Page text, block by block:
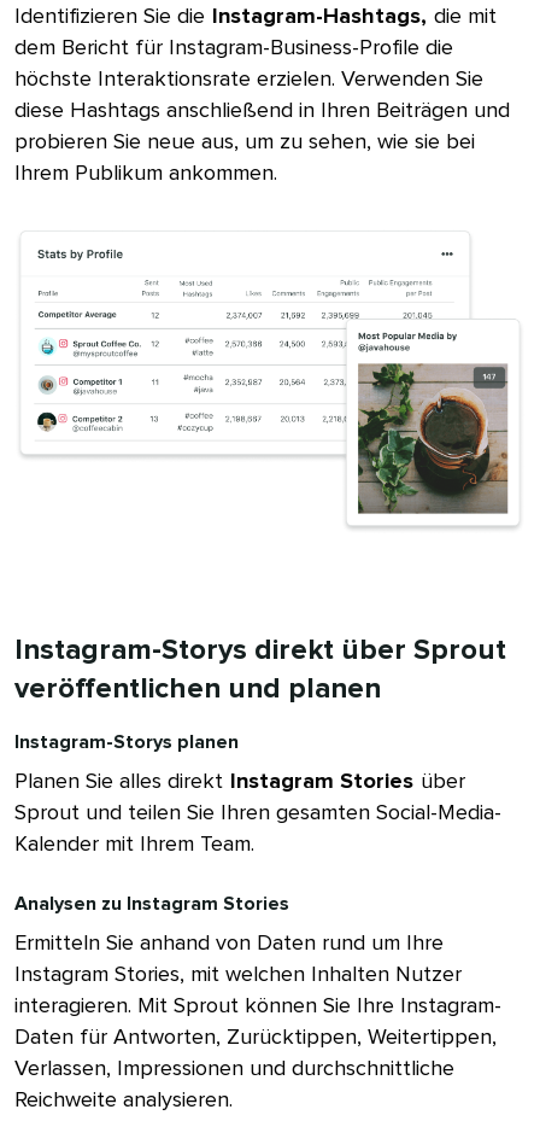
Identifizieren Sie die​​ Instagram-Hashtags,​​ die mit
dem Bericht für Instagram-Business-Profile die
höchste Interaktionsrate erzielen. Verwenden Sie
diese Hashtags anschließend in Ihren Beiträgen und
probieren Sie neue aus, um zu sehen, wie sie bei
Ihrem Publikum ankommen.​​
Instagram-Storys direkt über Sprout
veröffentlichen und planen​​
Instagram-Storys planen​​
Planen Sie alles direkt​​ Instagram Stories​​ über
Sprout und teilen Sie Ihren gesamten Social-Media-
Kalender mit Ihrem Team.​​
Analysen zu Instagram Stories​​
Ermitteln Sie anhand von Daten rund um Ihre
Instagram Stories, mit welchen Inhalten Nutzer
interagieren. Mit Sprout können Sie Ihre Instagram-
Daten für Antworten, Zurücktippen, Weitertippen,
Verlassen, Impressionen und durchschnittliche
Reichweite analysieren.​​